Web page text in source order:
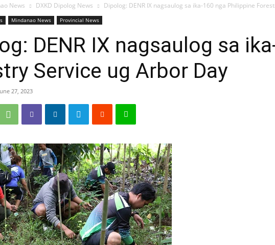
News DXKD Dipolog News Dipolog: DENR IX nagsaulog sa ika-160 nga Philippine
Mindanao News Provincial News
DENR IX nagsaulog sa
Service ug Arbor Day
27, 2023